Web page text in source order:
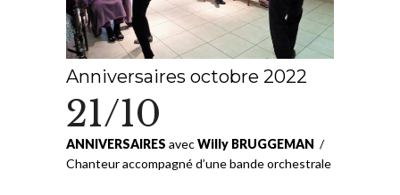
Anniversaires octobre 2022
21/10
ANNIVERSAIRES avecWilly BRUGGEMAN /
Chanteur accompagné d’une bande orchestrale